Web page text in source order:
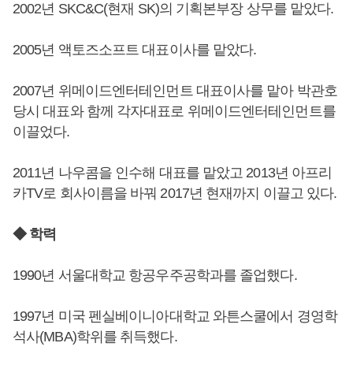
2002년 SKC&C(현재 SK)의 기획본부장 상무를 맡았다.
2005년 액토즈소프트 대표이사를 맡았다.
2007년 위메이드엔터테인먼트 대표이사를 맡아 박관호
당시 대표와 함께 각자대표로 위메이드엔터테인먼트를
이끌었다.
2011년 나우콤을 인수해 대표를 맡았고 2013년 아프리
카TV로 회사이름을 바꿔 2017년 현재까지 이끌고 있다.
◆ 학력
1990년 서울대학교 항공우주공학과를 졸업했다.
1997년 미국 펜실베이니아대학교 와튼스쿨에서 경영학
석사(MBA)학위를 취득했다.